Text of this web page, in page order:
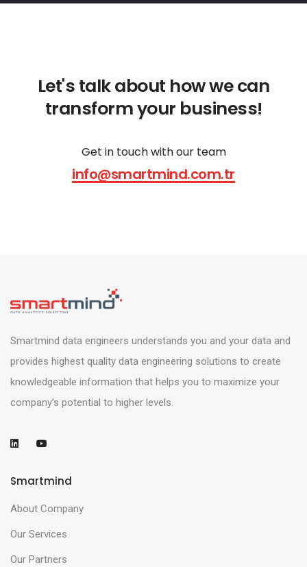
Let's talk about how we can
transform your business!
Get in touch with our team
info@smartmind.com.tr
Smartmind data engineers understands you and your data and
provides highest quality data engineering solutions to create
knowledgeable information that helps you to maximize your
company’s potential to higher levels.
Smartmind
About Company
Our Services
Our Partners